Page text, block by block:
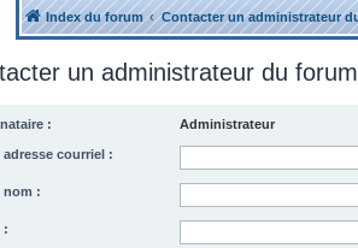
Index du forum Contacter un administrateur
un administrateur du forum
: Administrateur
adresse courriel :
nom :
: